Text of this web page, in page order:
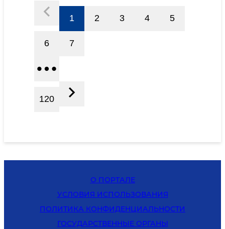
1 2 3 4 5
6 7
120
О ПОРТАЛЕ
УСЛОВИЯ ИСПОЛЬЗОВАНИЯ
ПОЛИТИКА КОНФИДЕНЦИАЛЬНОСТИ
ГОСУДАРСТВЕННЫЕ ОРГАНЫ